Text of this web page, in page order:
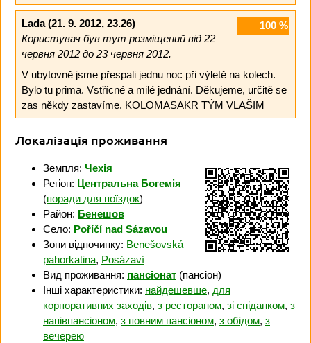
100%
Lada(21. 9. 2012, 23.26)
Користувач був тут розміщений від 22
червня 2012 до 23 червня 2012.
V ubytovně jsme přespali jednu noc při výletě na kolech.
Bylo tu prima. Vstřícné a milé jednání. Děkujeme, určitě se
zas někdy zastavíme. KOLOMASAKR TÝM VLAŠIM
Локалізація проживання
Земпля: Чехія
Регіон: Центральна Богемія
(поради для поїздок)
Район: Бенешов
Село: Poříčí nad Sázavou
Зони відпочинку: Benešovská
pahorkatina, Posázaví
Вид проживання: пансіонат (пансіон)
Інші характеристики: найдешевше, для
корпоративних заходів, з рестораном, зі сніданком, з
напівпансіоном, з повним пансіоном, з обідом, з
вечерею